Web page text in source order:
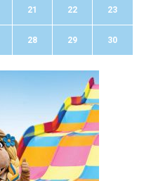
21 22 23
28 29 30